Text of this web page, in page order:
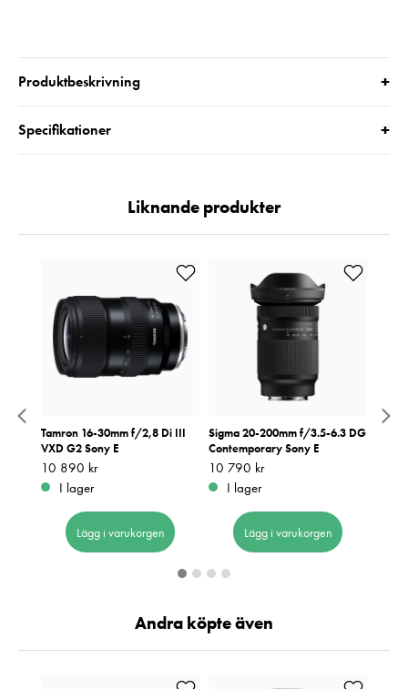
Produktbeskrivning +
Specifikationer +
Liknande produkter
Tamron 16-30mm f/2,8 Di III
VXD G2 Sony E
Pris :10 890 kr
10 890 kr
I lager
Lägg i varukorgen
Sigma 20-200mm f/3.5-6.3 DG
Contemporary Sony E
Pris :10 790 kr
10 790 kr
I lager
Lägg i varukorgen
Andra köpte även